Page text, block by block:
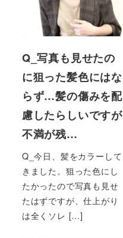
Q_写真も見せたの
に狙った髪色にはな
らず…髪の傷みを配
慮したらしいですが
不満が残…
Q_今日、髪をカラーして
きました。狙った色にし
たかったので写真も見せ
たはずですが、仕上がり
は全くソレ […]